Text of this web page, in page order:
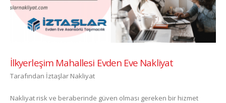
İlkyerleşim Mahallesi Evden Eve Nakliyat
Tarafından İztaşlar Nakliyat
Nakliyat risk ve beraberinde güven olması gereken bir hizmet